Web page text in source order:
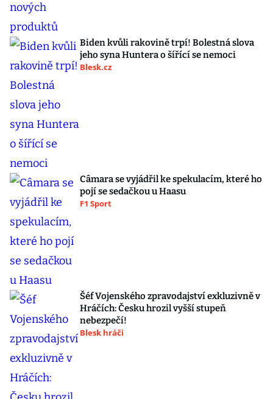
Biden kvůli rakovině trpí! Bolestná slova
jeho syna Huntera o šířící se nemoci
Blesk.cz
Câmara se vyjádřil ke spekulacím, které ho
pojí se sedačkou u Haasu
F1 Sport
Šéf Vojenského zpravodajství exkluzivně v
Hráčích: Česku hrozil vyšší stupeň
nebezpečí!
Blesk hráči